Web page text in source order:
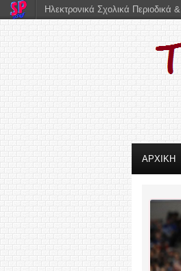
ΑΡΧΙΚΗ
Ηλεκτρονικά Σχολικά Περιοδικά